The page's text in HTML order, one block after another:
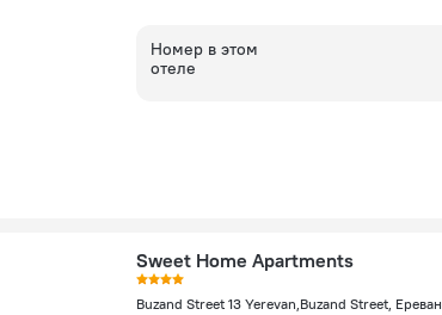
Номер в этом
отеле
Sweet Home Apartments
Buzand Street 13 Yerevan,Buzand Street, Ереван